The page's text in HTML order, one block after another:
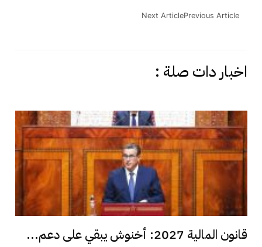
Previous Article
Next Article
اخبار دات صلة :
قانون المالية 2027: أخنوش يبقي على دعم...